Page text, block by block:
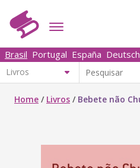
Brasil Portugal España
Home / Livros / Bebete não